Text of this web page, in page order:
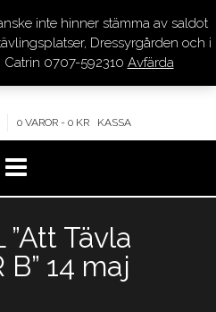
– SERVICE
0 VAROR - 0 KR KASSA
Tävla
B” 14 maj
inte hinner stämma av saldot
Dressyrgården och i
0707-592310 Avfärda